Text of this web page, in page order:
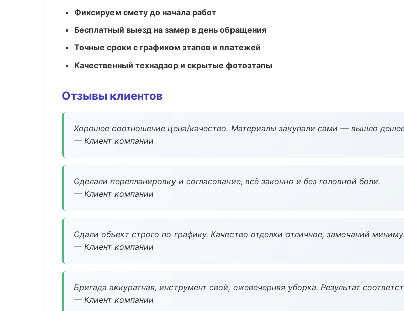
Фиксируем смету до начала работ
Бесплатный выезд на замер в день обращения
Точные сроки с графиком этапов и платежей
Качественный технадзор и скрытые фотоэтапы
Отзывы клиентов
Хорошее соотношение цена/качество. Материалы закупали сами — вышло
— Клиент компании
Сделали перепланировку и согласование, всё законно и без головной боли.
— Клиент компании
Сдали объект строго по графику. Качество отделки отличное, замечаний
— Клиент компании
Бригада аккуратная, инструмент свой, ежевечерняя уборка. Результат
— Клиент компании